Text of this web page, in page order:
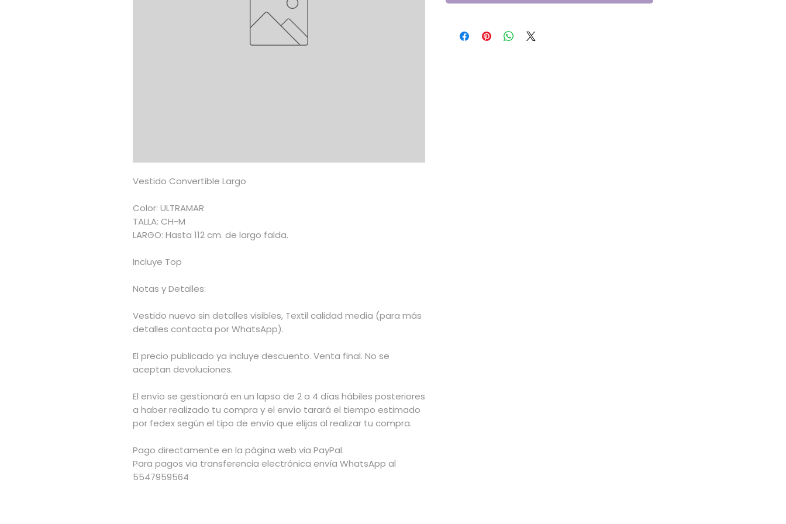
Vestido Convertible Largo
Color: ULTRAMAR
TALLA: CH-M
LARGO: Hasta 112 cm. de largo falda.
Incluye Top
Notas y Detalles:
Vestido nuevo sin detalles visibles, Textil calidad media (para más
detalles contacta por WhatsApp).
El precio publicado ya incluye descuento. Venta final. No se
aceptan devoluciones.
El envío se gestionará en un lapso de 2 a 4 días hábiles posteriores
a haber realizado tu compra y el envío tarará el tiempo estimado
por fedex según el tipo de envío que elijas al realizar tu compra.
Pago directamente en la página web via PayPal.
Para pagos via transferencia electrónica envía WhatsApp al
5547959564